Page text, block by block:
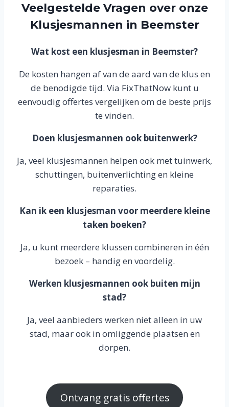
Veelgestelde Vragen over onze
Klusjesmannen in Beemster
Wat kost een klusjesman in Beemster?
De kosten hangen af van de aard van de klus en
de benodigde tijd. Via FixThatNow kunt u
eenvoudig offertes vergelijken om de beste prijs
te vinden.
Doen klusjesmannen ook buitenwerk?
Ja, veel klusjesmannen helpen ook met tuinwerk,
schuttingen, buitenverlichting en kleine
reparaties.
Kan ik een klusjesman voor meerdere kleine
taken boeken?
Ja, u kunt meerdere klussen combineren in één
bezoek – handig en voordelig.
Werken klusjesmannen ook buiten mijn
stad?
Ja, veel aanbieders werken niet alleen in uw
stad, maar ook in omliggende plaatsen en
dorpen.
Ontvang gratis offertes